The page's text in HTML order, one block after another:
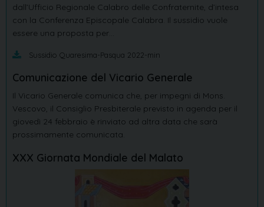
dall’Ufficio Regionale Calabro delle Confraternite, d’intesa
con la Conferenza Episcopale Calabra. Il sussidio vuole
essere una proposta per…
Sussidio Quaresima-Pasqua 2022-min
Comunicazione del Vicario Generale
Il Vicario Generale comunica che, per impegni di Mons.
Vescovo, il Consiglio Presbiterale previsto in agenda per il
giovedì 24 febbraio è rinviato ad altra data che sarà
prossimamente comunicata.
XXX Giornata Mondiale del Malato